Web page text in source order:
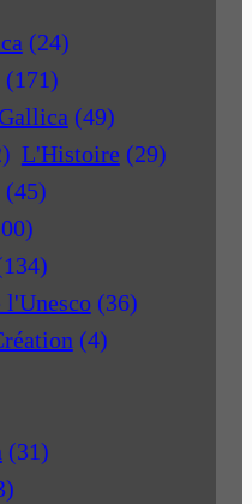
(24)
(171)
(49)
L'Histoire (29)
(45)
(36)
(4)
(31)